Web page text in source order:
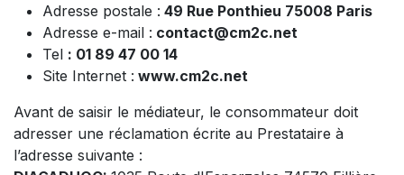
Adresse postale : 49 Rue Ponthieu 75008 Paris
Adresse e-mail : contact@cm2c.net
Tel : 01 89 47 00 14
Site Internet : www.cm2c.net
Avant de saisir le médiateur, le consommateur doit
adresser une réclamation écrite au Prestataire à
l’adresse suivante :